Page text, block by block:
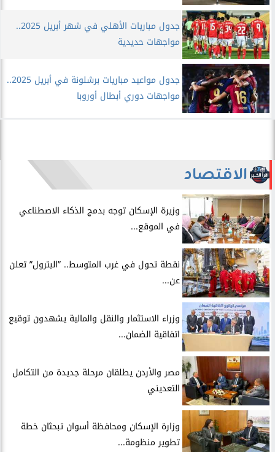
جدول مباريات الأهلي في شهر أبريل 2025..
مواجهات حديدية
جدول مواعيد مباريات برشلونة في أبريل 2025..
مواجهات دوري أبطال أوروبا
الاقتصاد
​وزيرة الإسكان توجه بدمج الذكاء الاصطناعي
في الموقع...
​نقطة تحول في غرب المتوسط.. ”البترول” تعلن
عن...
​وزراء الاستثمار والنقل والمالية يشهدون توقيع
اتفاقية الضمان...
​مصر والأردن يطلقان مرحلة جديدة من التكامل
التعديني
وزارة الإسكان ومحافظة أسوان تبحثان خطة
تطوير منظومة...